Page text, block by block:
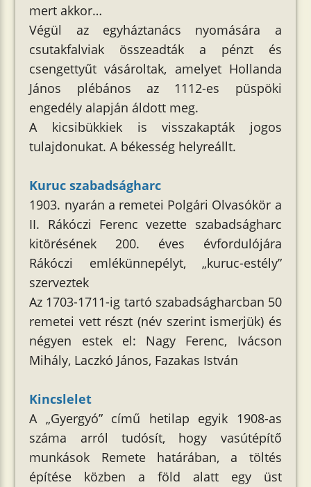
mert akkor…
Végül az egyháztanács nyomására a
csutakfalviak összeadták a pénzt és
csengettyűt vásároltak, amelyet Hollanda
János plébános az 1112-es püspöki
engedély alapján áldott meg.
A kicsibükkiek is visszakapták jogos
tulajdonukat. A békesség helyreállt.
Kuruc szabadságharc
1903. nyarán a remetei Polgári Olvasókör a
II. Rákóczi Ferenc vezette szabadságharc
kitörésének 200. éves évfordulójára
Rákóczi emlékünnepélyt, „kuruc-estély”
szerveztek
Az 1703-1711-ig tartó szabadságharcban 50
remetei vett részt (név szerint ismerjük) és
négyen estek el: Nagy Ferenc, Ivácson
Mihály, Laczkó János, Fazakas István
Kincslelet
A „Gyergyó” című hetilap egyik 1908-as
száma arról tudósít, hogy vasútépítő
munkások Remete határában, a töltés
építése közben a föld alatt egy üst